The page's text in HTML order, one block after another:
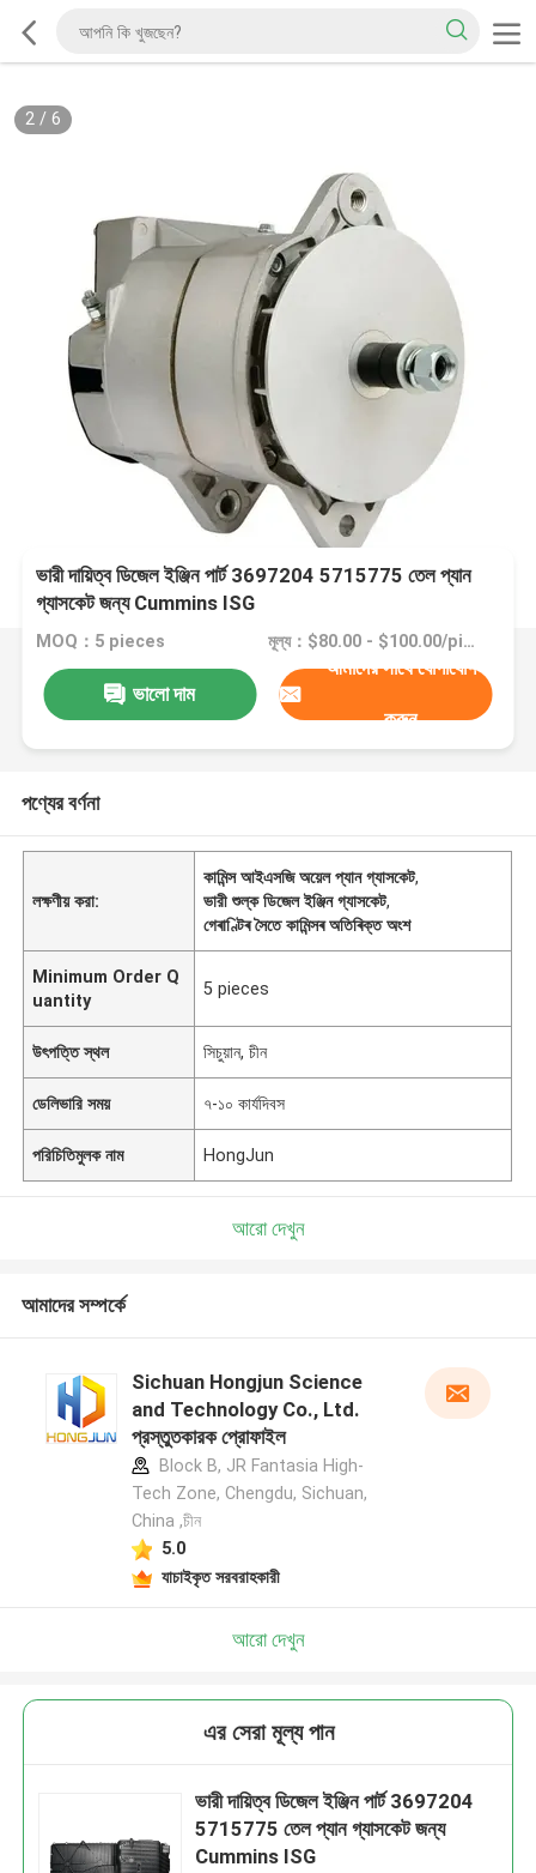
2/ 6
ভারী দায়িত্ব ডিজেল ইঞ্জিন পার্ট 3697204 5715775 তেল প্যান
গ্যাসকেট জন্য Cummins ISG
MOQ：5 pieces মূল্য：$80.00 - $100.00/pieces
ভালো দাম
আমাদের সাথে যোগাযোগ
করুন
পণ্যের বর্ণনা
লক্ষণীয় করা:
কামিন্স আইএসজি অয়েল প্যান গ্যাসকেট,
ভারী শুল্ক ডিজেল ইঞ্জিন গ্যাসকেট,
গেৰাণ্টিৰ সৈতে কামিন্সৰ অতিৰিক্ত অংশ
Minimum Order Q
uantity
5 pieces
উৎপত্তি স্থল সিচুয়ান, চীন
ডেলিভারি সময় ৭-১০ কার্যদিবস
পরিচিতিমুলক নাম HongJun
আরো দেখুন
আমাদের সম্পর্কে
Sichuan Hongjun Science
and Technology Co., Ltd.
প্রস্তুতকারক প্রোফাইল
Block B, JR Fantasia High-
Tech Zone, Chengdu, Sichuan,
China ,চীন
5.0
যাচাইকৃত সরবরাহকারী
আরো দেখুন
এর সেরা মূল্য পান
ভারী দায়িত্ব ডিজেল ইঞ্জিন পার্ট 3697204
5715775 তেল প্যান গ্যাসকেট জন্য
Cummins ISG